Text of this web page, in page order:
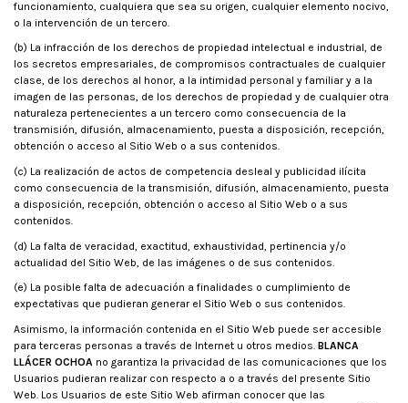
funcionamiento, cualquiera que sea su origen, cualquier elemento nocivo,
o la intervención de un tercero.
(b) La infracción de los derechos de propiedad intelectual e industrial, de
los secretos empresariales, de compromisos contractuales de cualquier
clase, de los derechos al honor, a la intimidad personal y familiar y a la
imagen de las personas, de los derechos de propiedad y de cualquier otra
naturaleza pertenecientes a un tercero como consecuencia de la
transmisión, difusión, almacenamiento, puesta a disposición, recepción,
obtención o acceso al Sitio Web o a sus contenidos.
(c) La realización de actos de competencia desleal y publicidad ilícita
como consecuencia de la transmisión, difusión, almacenamiento, puesta
a disposición, recepción, obtención o acceso al Sitio Web o a sus
contenidos.
(d) La falta de veracidad, exactitud, exhaustividad, pertinencia y/o
actualidad del Sitio Web, de las imágenes o de sus contenidos.
(e) La posible falta de adecuación a finalidades o cumplimiento de
expectativas que pudieran generar el Sitio Web o sus contenidos.
Asimismo, la información contenida en el Sitio Web puede ser accesible
para terceras personas a través de Internet u otros medios. BLANCA
LLÁCER OCHOA no garantiza la privacidad de las comunicaciones que los
Usuarios pudieran realizar con respecto a o a través del presente Sitio
Web. Los Usuarios de este Sitio Web afirman conocer que las